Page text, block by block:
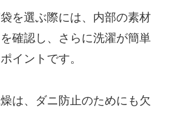
を選ぶ際には、内部の素材
確認し、さらに洗濯が簡単
イントです。
は、ダニ防止のためにも欠